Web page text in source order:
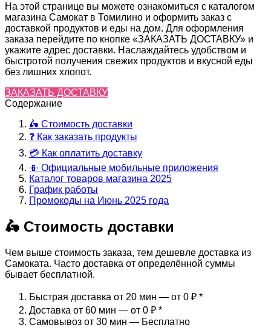
На этой странице вы можете ознакомиться с каталогом
магазина Самокат в Томилино и оформить заказ с
доставкой продуктов и еды на дом. Для оформления
заказа перейдите по кнопке «ЗАКАЗАТЬ ДОСТАВКУ» и
укажите адрес доставки. Наслаждайтесь удобством и
быстротой получения свежих продуктов и вкусной еды
без лишних хлопот.
ЗАКАЗАТЬ ДОСТАВКУ
Содержание
🛵 Стоимость доставки
❓ Как заказать продукты
💳 Как оплатить доставку
📳 Официальные мобильные приложения
Каталог товаров магазина 2025
График работы
Промокоды на Июнь 2025 года
🛵 Стоимость доставки
Чем выше стоимость заказа, тем дешевле доставка из
Самоката. Часто доставка от определённой суммы
бывает бесплатной.
Быстрая доставка от 20 мин — от 0 ₽ *
Доставка от 60 мин — от 0 ₽ *
Самовывоз от 30 мин — Бесплатно